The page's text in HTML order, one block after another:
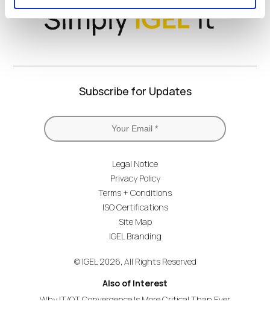
Subscribe for Updates
Legal Notice
Privacy Policy
Terms + Conditions
ISO Certifications
Site Map
IGEL Branding
© IGEL 2026, All Rights Reserved
Also of Interest
Why IT/OT Convergence Is More Critical Than Ever